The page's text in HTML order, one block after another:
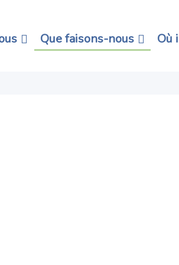
Que faisons-nous Où